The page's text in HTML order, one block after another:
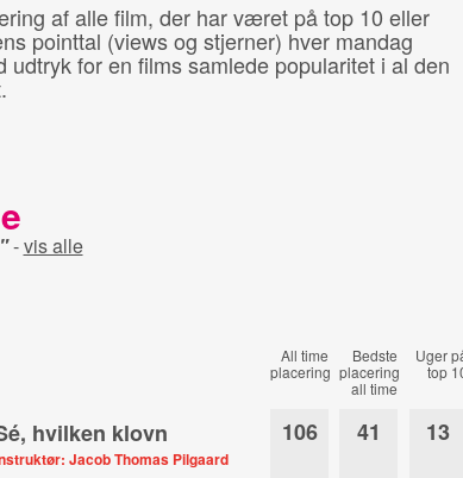
af alle film, der har været på top 10 eller
pointtal (views og stjerner) hver mandag
for en films samlede popularitet i al den
-vis alle
All time
placering
Bedste
placering
all time
Uger
top
hvilken klovn
Jacob Thomas Pilgaard
106 41 13